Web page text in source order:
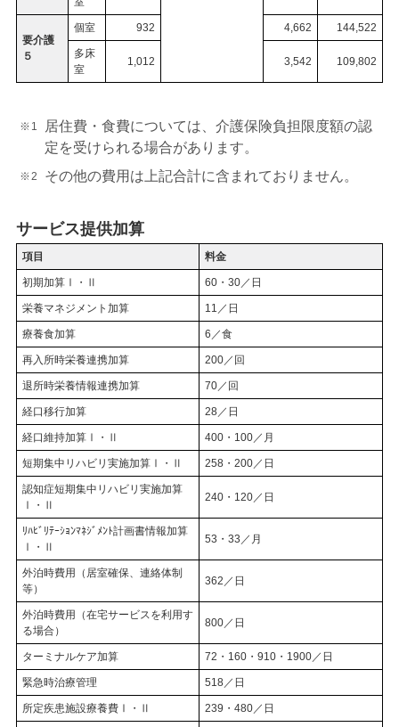
要介護
５
個室 932 4,662 144,522
多床
室
1,012 3,542 109,802
居住費・食費については、介護保険負担限度額の認
定を受けられる場合があります。
その他の費用は上記合計に含まれておりません。
サービス提供加算
項目 料金
初期加算Ⅰ・Ⅱ 60・30／日
栄養マネジメント加算 11／日
療養食加算 6／食
再入所時栄養連携加算 200／回
退所時栄養情報連携加算 70／回
経口移行加算 28／日
経口維持加算Ⅰ・Ⅱ 400・100／月
短期集中リハビリ実施加算Ⅰ・Ⅱ 258・200／日
認知症短期集中リハビリ実施加算
Ⅰ・Ⅱ
240・120／日
ﾘﾊﾋﾞﾘﾃｰｼｮﾝﾏﾈｼﾞﾒﾝﾄ計画書情報加算
Ⅰ・Ⅱ
53・33／月
外泊時費用（居室確保、連絡体制
等）
362／日
外泊時費用（在宅サービスを利用す
る場合）
800／日
ターミナルケア加算 72・160・910・1900／日
緊急時治療管理 518／日
所定疾患施設療養費Ⅰ・Ⅱ 239・480／日